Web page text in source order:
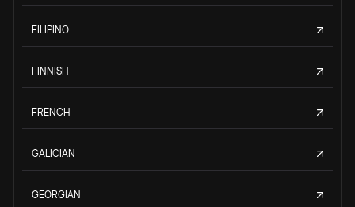
FILIPINO
FINNISH
FRENCH
GALICIAN
GEORGIAN